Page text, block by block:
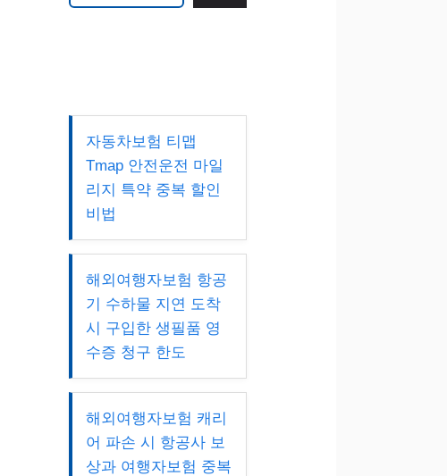
자동차보험 티맵
Tmap 안전운전 마일
리지 특약 중복 할인
비법
해외여행자보험 항공
기 수하물 지연 도착
시 구입한 생필품 영
수증 청구 한도
해외여행자보험 캐리
어 파손 시 항공사 보
상과 여행자보험 중복